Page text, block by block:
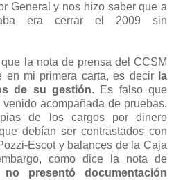
General y nos hizo saber que a
era cerrar el 2009 sin
la nota de prensa del CCSM
en mi primera carta, es decir la
de su gestión. Es falso que
acompañada de pruebas.
de los cargos por dinero
debían ser contrastados con
Escot y balances de la Caja
como dice la nota de
presentó documentación